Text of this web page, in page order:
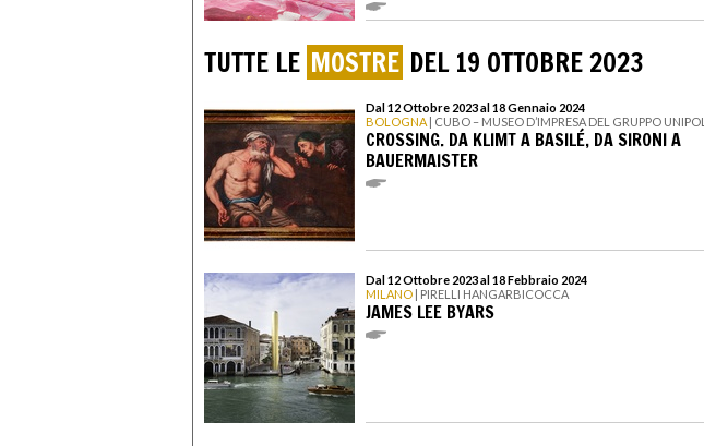
TUTTE LE MOSTRE DEL 19 OTTOBRE 2023
Dal 12 Ottobre 2023 al 18 Gennaio 2024
BOLOGNA | CUBO – MUSEO D’IMPRESA DEL GRUPPO UNIPOL
CROSSING. DA KLIMT A BASILÉ, DA SIRONI A
BAUERMAISTER
Dal 12 Ottobre 2023 al 18 Febbraio 2024
MILANO | PIRELLI HANGARBICOCCA
JAMES LEE BYARS